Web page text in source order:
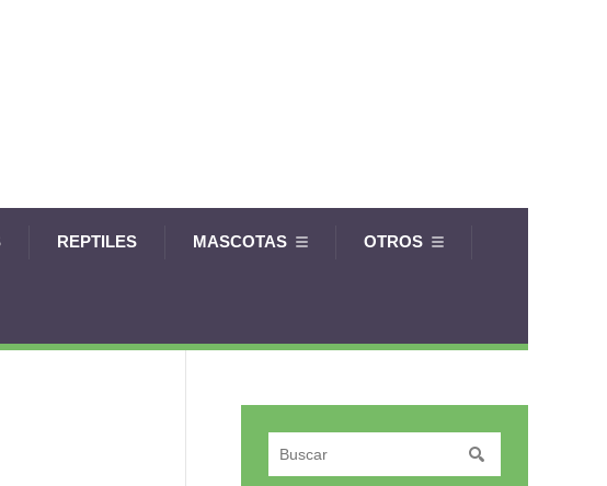
REPTILES MASCOTAS OTROS